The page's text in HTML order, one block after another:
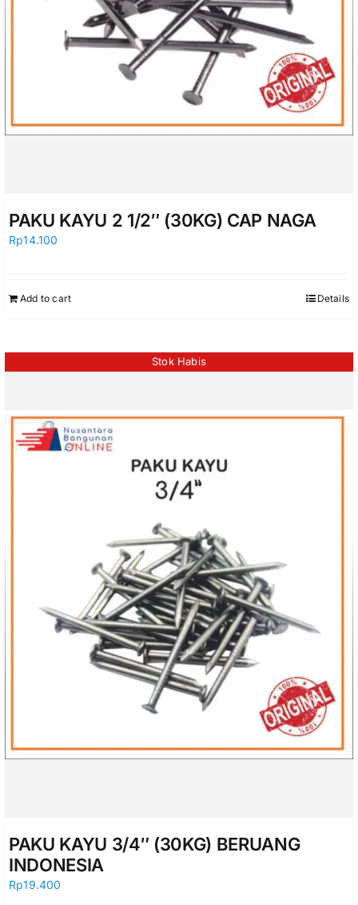
PAKU KAYU 2 1/2″ (30KG) CAP NAGA
Rp14.100
Add to cart Details
Stok Habis
PAKU KAYU 3/4″ (30KG) BERUANG
INDONESIA
Rp19.400